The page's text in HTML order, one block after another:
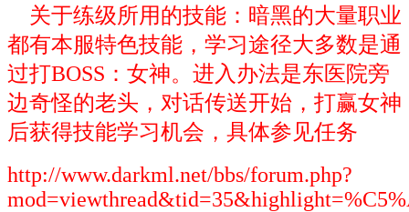
关于练级所用的技能：暗黑的大量职业
都有本服特色技能，学习途径大多数是通
过打BOSS：女神。进入办法是东医院旁
边奇怪的老头，对话传送开始，打赢女神
后获得技能学习机会，具体参见任务
http://www.darkml.net/bbs/forum.php?